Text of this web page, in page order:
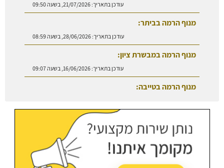
עודכן בתאריך:21/07/2026, בשעה 09:50
מנוף הרמה בביתר:
עודכן בתאריך:28/06/2026, בשעה 08:59
מנוף הרמה במבשרת ציון:
עודכן בתאריך:16/06/2026, בשעה 09:07
מנוף הרמה בטייבה: